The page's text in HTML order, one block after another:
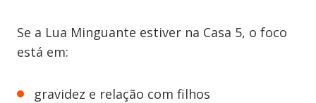
Se a Lua Minguante estiver na Casa 5, o foco
está em:
gravidez e relação com filhos